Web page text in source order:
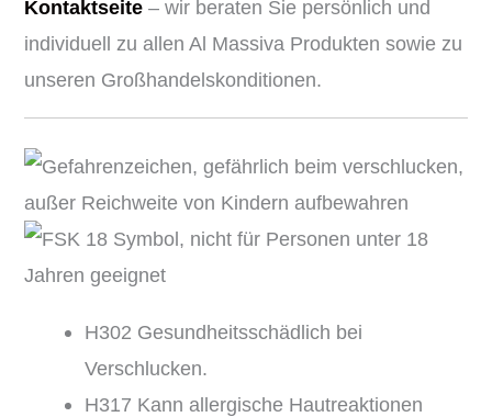
Kontaktseite – wir beraten Sie persönlich und
individuell zu allen Al Massiva Produkten sowie zu
unseren Großhandelskonditionen.
H302 Gesundheitsschädlich bei
Verschlucken.
H317 Kann allergische Hautreaktionen